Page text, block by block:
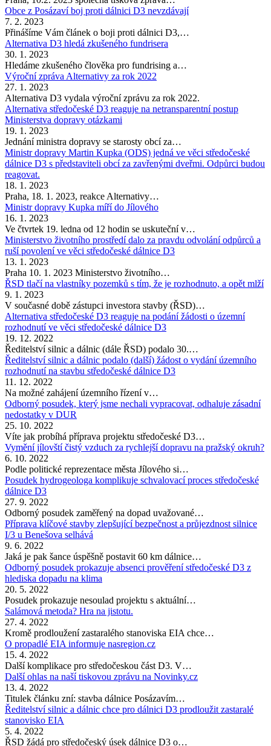
Obce z Posázaví boj proti dálnici D3 nevzdávají
7. 2. 2023
Přinášíme Vám článek o boji proti dálnici D3,…
Alternativa D3 hledá zkušeného fundrisera
30. 1. 2023
Hledáme zkušeného člověka pro fundrising a…
Výroční zpráva Alternativy za rok 2022
27. 1. 2023
Alternativa D3 vydala výroční zprávu za rok 2022.
Alternativa středočeské D3 reaguje na netransparentní postup
Ministerstva dopravy otázkami
19. 1. 2023
Jednání ministra dopravy se starosty obcí za…
Ministr dopravy Martin Kupka (ODS) jedná ve věci středočeské
dálnice D3 s představiteli obcí za zavřenými dveřmi. Odpůrci budou
reagovat.
18. 1. 2023
Praha, 18. 1. 2023, reakce Alternativy…
Ministr dopravy Kupka míří do Jílového
16. 1. 2023
Ve čtvrtek 19. ledna od 12 hodin se uskuteční v…
Ministerstvo životního prostředí dalo za pravdu odvolání odpůrců a
ruší povolení ve věci středočeské dálnice D3
13. 1. 2023
Praha 10. 1. 2023 Ministerstvo životního…
ŘSD tlačí na vlastníky pozemků s tím, že je rozhodnuto, a opět mlží
9. 1. 2023
V současné době zástupci investora stavby (ŘSD)…
Alternativa středočeské D3 reaguje na podání žádosti o územní
rozhodnutí ve věci středočeské dálnice D3
19. 12. 2022
Ředitelství silnic a dálnic (dále ŘSD) podalo 30.…
Ředitelství silnic a dálnic podalo (další) žádost o vydání územního
rozhodnutí na stavbu středočeské dálnice D3
11. 12. 2022
Na možné zahájení územního řízení v…
Odborný posudek, který jsme nechali vypracovat, odhaluje zásadní
nedostatky v DUR
25. 10. 2022
Víte jak probíhá příprava projektu středočeské D3…
Vymění jílovští čistý vzduch za rychlejší dopravu na pražský okruh?
6. 10. 2022
Podle politické reprezentace města Jílového si…
Posudek hydrogeologa komplikuje schvalovací proces středočeské
dálnice D3
27. 9. 2022
Odborný posudek zaměřený na dopad uvažované…
Příprava klíčové stavby zlepšující bezpečnost a průjezdnost silnice
I/3 u Benešova selhává
9. 6. 2022
Jaká je pak šance úspěšně postavit 60 km dálnice…
Odborný posudek prokazuje absenci prověření středočeské D3 z
hlediska dopadu na klima
20. 5. 2022
Posudek prokazuje nesoulad projektu s aktuální…
Salámová metoda? Hra na jistotu.
27. 4. 2022
Kromě prodloužení zastaralého stanoviska EIA chce…
O propadlé EIA informuje nasregion.cz
15. 4. 2022
Další komplikace pro středočeskou část D3. V…
Další ohlas na naší tiskovou zprávu na Novinky.cz
13. 4. 2022
Titulek článku zní: stavba dálnice Posázavím…
Ředitelství silnic a dálnic chce pro dálnici D3 prodloužit zastaralé
stanovisko EIA
5. 4. 2022
ŘSD žádá pro středočeský úsek dálnice D3 o…